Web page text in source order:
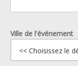
Ville de l'événement